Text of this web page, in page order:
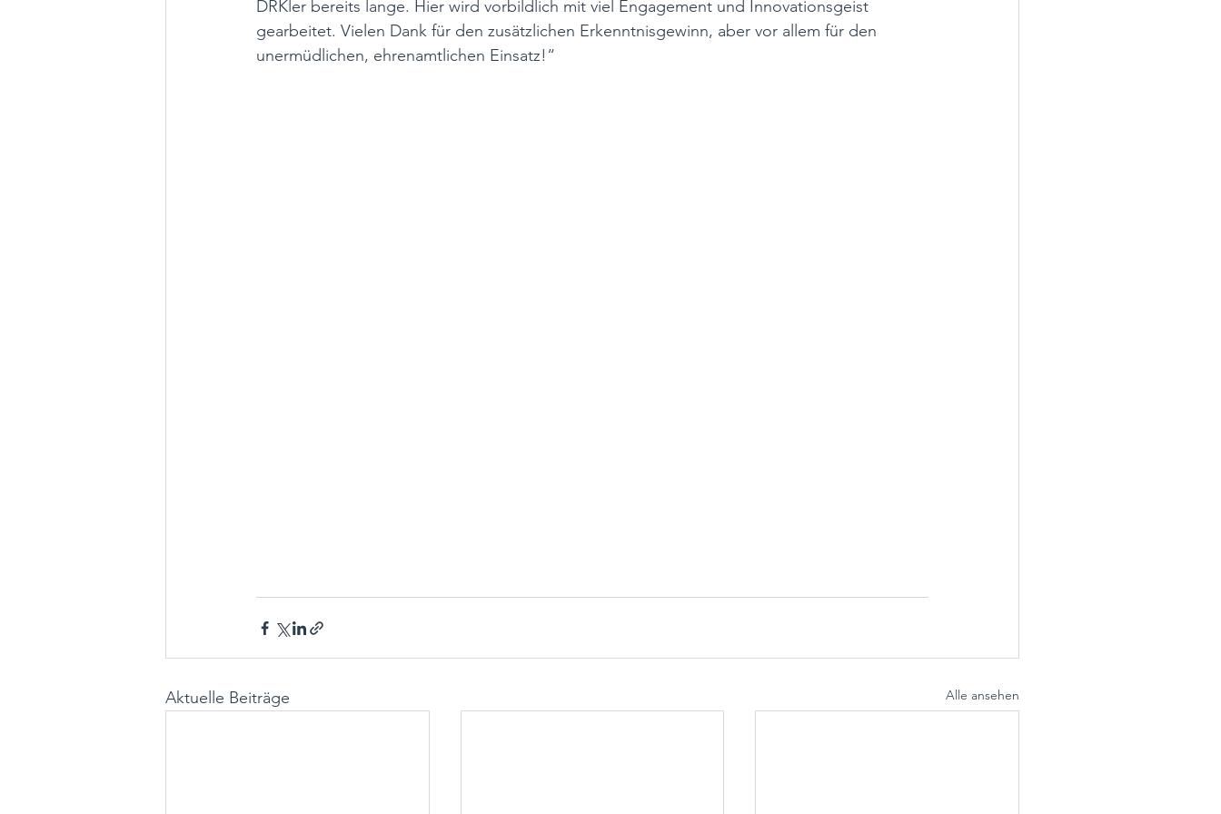
DRKler bereits lange. Hier wird vorbildlich mit viel Engagement und Innovationsgeist
gearbeitet. Vielen Dank für den zusätzlichen Erkenntnisgewinn, aber vor allem für den
unermüdlichen, ehrenamtlichen Einsatz!“
Aktuelle Beiträge Alle ansehen